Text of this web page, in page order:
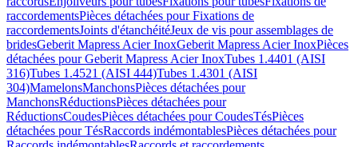
raccordementsPièces détachées pour Fixations de
raccordementsJoints d'étanchéitéJeux de vis pour assemblages de
bridesGeberit Mapress Acier InoxGeberit Mapress Acier InoxPièces
détachées pour Geberit Mapress Acier InoxTubes 1.4401 (AISI
316)Tubes 1.4521 (AISI 444)Tubes 1.4301 (AISI
304)MamelonsManchonsPièces détachées pour
ManchonsRéductionsPièces détachées pour
RéductionsCoudesPièces détachées pour CoudesTésPièces
détachées pour TésRaccords indémontablesPièces détachées pour